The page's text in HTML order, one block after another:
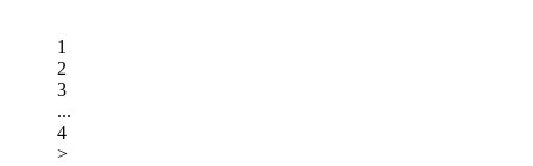
1
2
3
...
4
>